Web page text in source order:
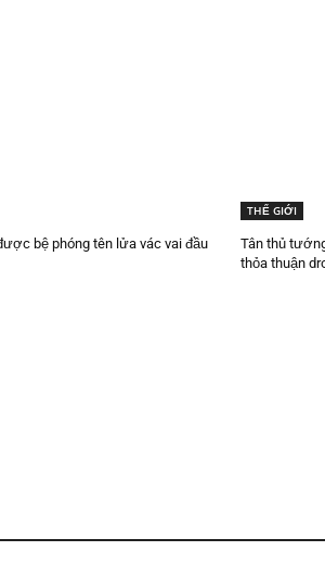
bệ phóng tên lửa vác vai đầu
THẾ GIỚI
Tân thủ
thỏa thuận